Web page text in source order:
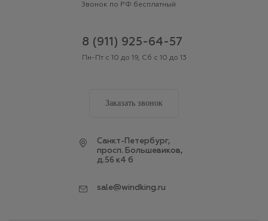
Звонок по РФ бесплатный
8 (911) 925-64-57
Пн-Пт с 10 до 19, Сб с 10 до 13
Заказать звонок
Cанкт-Петербург,
просп. Большевиков,
д.56 к4 б
sale@windking.ru